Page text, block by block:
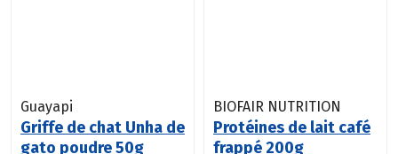
Guayapi
Griffe de chat Unha de
gato poudre 50g
BIOFAIR NUTRITION
Protéines de lait café
frappé 200g